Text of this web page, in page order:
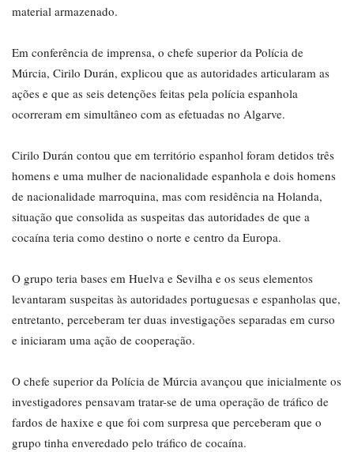
material armazenado.
Em conferência de imprensa, o chefe superior da Polícia de
Múrcia, Cirilo Durán, explicou que as autoridades articularam as
ações e que as seis detenções feitas pela polícia espanhola
ocorreram em simultâneo com as efetuadas no Algarve.
Cirilo Durán contou que em território espanhol foram detidos três
homens e uma mulher de nacionalidade espanhola e dois homens
de nacionalidade marroquina, mas com residência na Holanda,
situação que consolida as suspeitas das autoridades de que a
cocaína teria como destino o norte e centro da Europa.
O grupo teria bases em Huelva e Sevilha e os seus elementos
levantaram suspeitas às autoridades portuguesas e espanholas que,
entretanto, perceberam ter duas investigações separadas em curso
e iniciaram uma ação de cooperação.
O chefe superior da Polícia de Múrcia avançou que inicialmente os
investigadores pensavam tratar-se de uma operação de tráfico de
fardos de haxixe e que foi com surpresa que perceberam que o
grupo tinha enveredado pelo tráfico de cocaína.